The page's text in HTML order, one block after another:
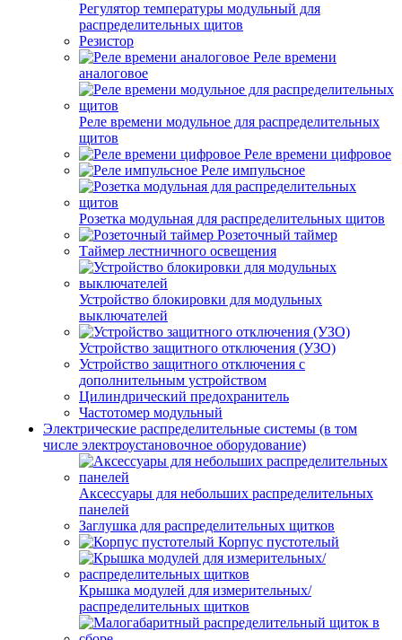
Регулятор температуры модульный для
распределительных щитов
Резистор
Реле времени
аналоговое
Реле времени модульное для распределительных
щитов
Реле времени цифровое
Реле импульсное
Розетка модульная для распределительных щитов
Розеточный таймер
Таймер лестничного освещения
Устройство блокировки для модульных
выключателей
Устройство защитного отключения (УЗО)
Устройство защитного отключения с
дополнительным устройством
Цилиндрический предохранитель
Частотомер модульный
Электрические распределительные системы (в том
числе электроустановочное оборудование)
Аксессуары для небольших распределительных
панелей
Заглушка для распределительных щитков
Корпус пустотелый
Крышка модулей для измерительных/
распределительных щитков